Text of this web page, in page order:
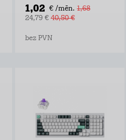
1,02 € /mēn. 1,68
24,79 € 40,50 €
bez PVN